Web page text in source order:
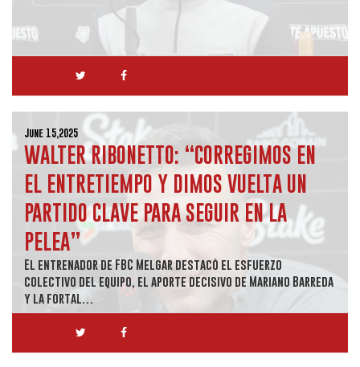
June 15,2025
WALTER RIBONETTO: “CORREGIMOS EN
EL ENTRETIEMPO Y DIMOS VUELTA UN
PARTIDO CLAVE PARA SEGUIR EN LA
PELEA”
El entrenador de FBC Melgar destacó el esfuerzo
colectivo del equipo, el aporte decisivo de Mariano Barreda
y la fortal…